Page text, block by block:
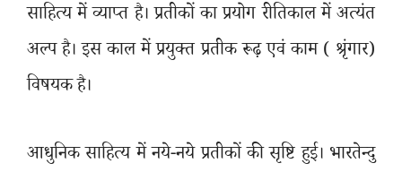
साहित्य में व्याप्त है। प्रतीकों का प्रयोग रीतिकाल में अत्यंत
अल्प है। इस काल में प्रयुक्त प्रतीक रूढ़ एवं काम ( श्रृंगार)
विषयक है।
आधुनिक साहित्य में नये-नये प्रतीकों की सृष्टि हुई। भारतेन्दु